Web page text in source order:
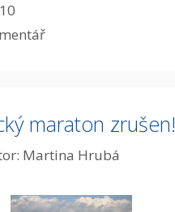
maraton zrušen!
Martina Hrubá